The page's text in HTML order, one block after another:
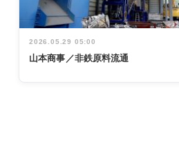
2026.05.29 05:00
山本商事／非鉄原料流通